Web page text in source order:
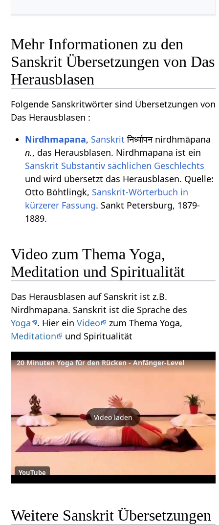
Mehr Informationen zu den
Sanskrit Übersetzungen von Das
Herausblasen
Folgende Sanskritwörter sind Übersetzungen von
Das Herausblasen :
Nirdhmapana, Sanskrit निर्ध्मापन nirdhmāpana
n., das Herausblasen. Nirdhmapana ist ein
Sanskrit Substantiv sächlichen Geschlechts
und wird übersetzt das Herausblasen. Quelle:
Otto Böhtlingk, Sanskrit-Wörterbuch in
kürzerer Fassung. Sankt Petersburg, 1879-
1889.
Video zum Thema Yoga,
Meditation und Spiritualität
Das Herausblasen auf Sanskrit ist z.B.
Nirdhmapana. Sanskrit ist die Sprache des
Yoga
. Hier einVideo
zum Thema Yoga,
Meditation
und Spiritualität
20 Minuten Yoga für den Rücken - Anfänger-Level
Video laden
YouTube
Weitere Sanskrit Übersetzungen